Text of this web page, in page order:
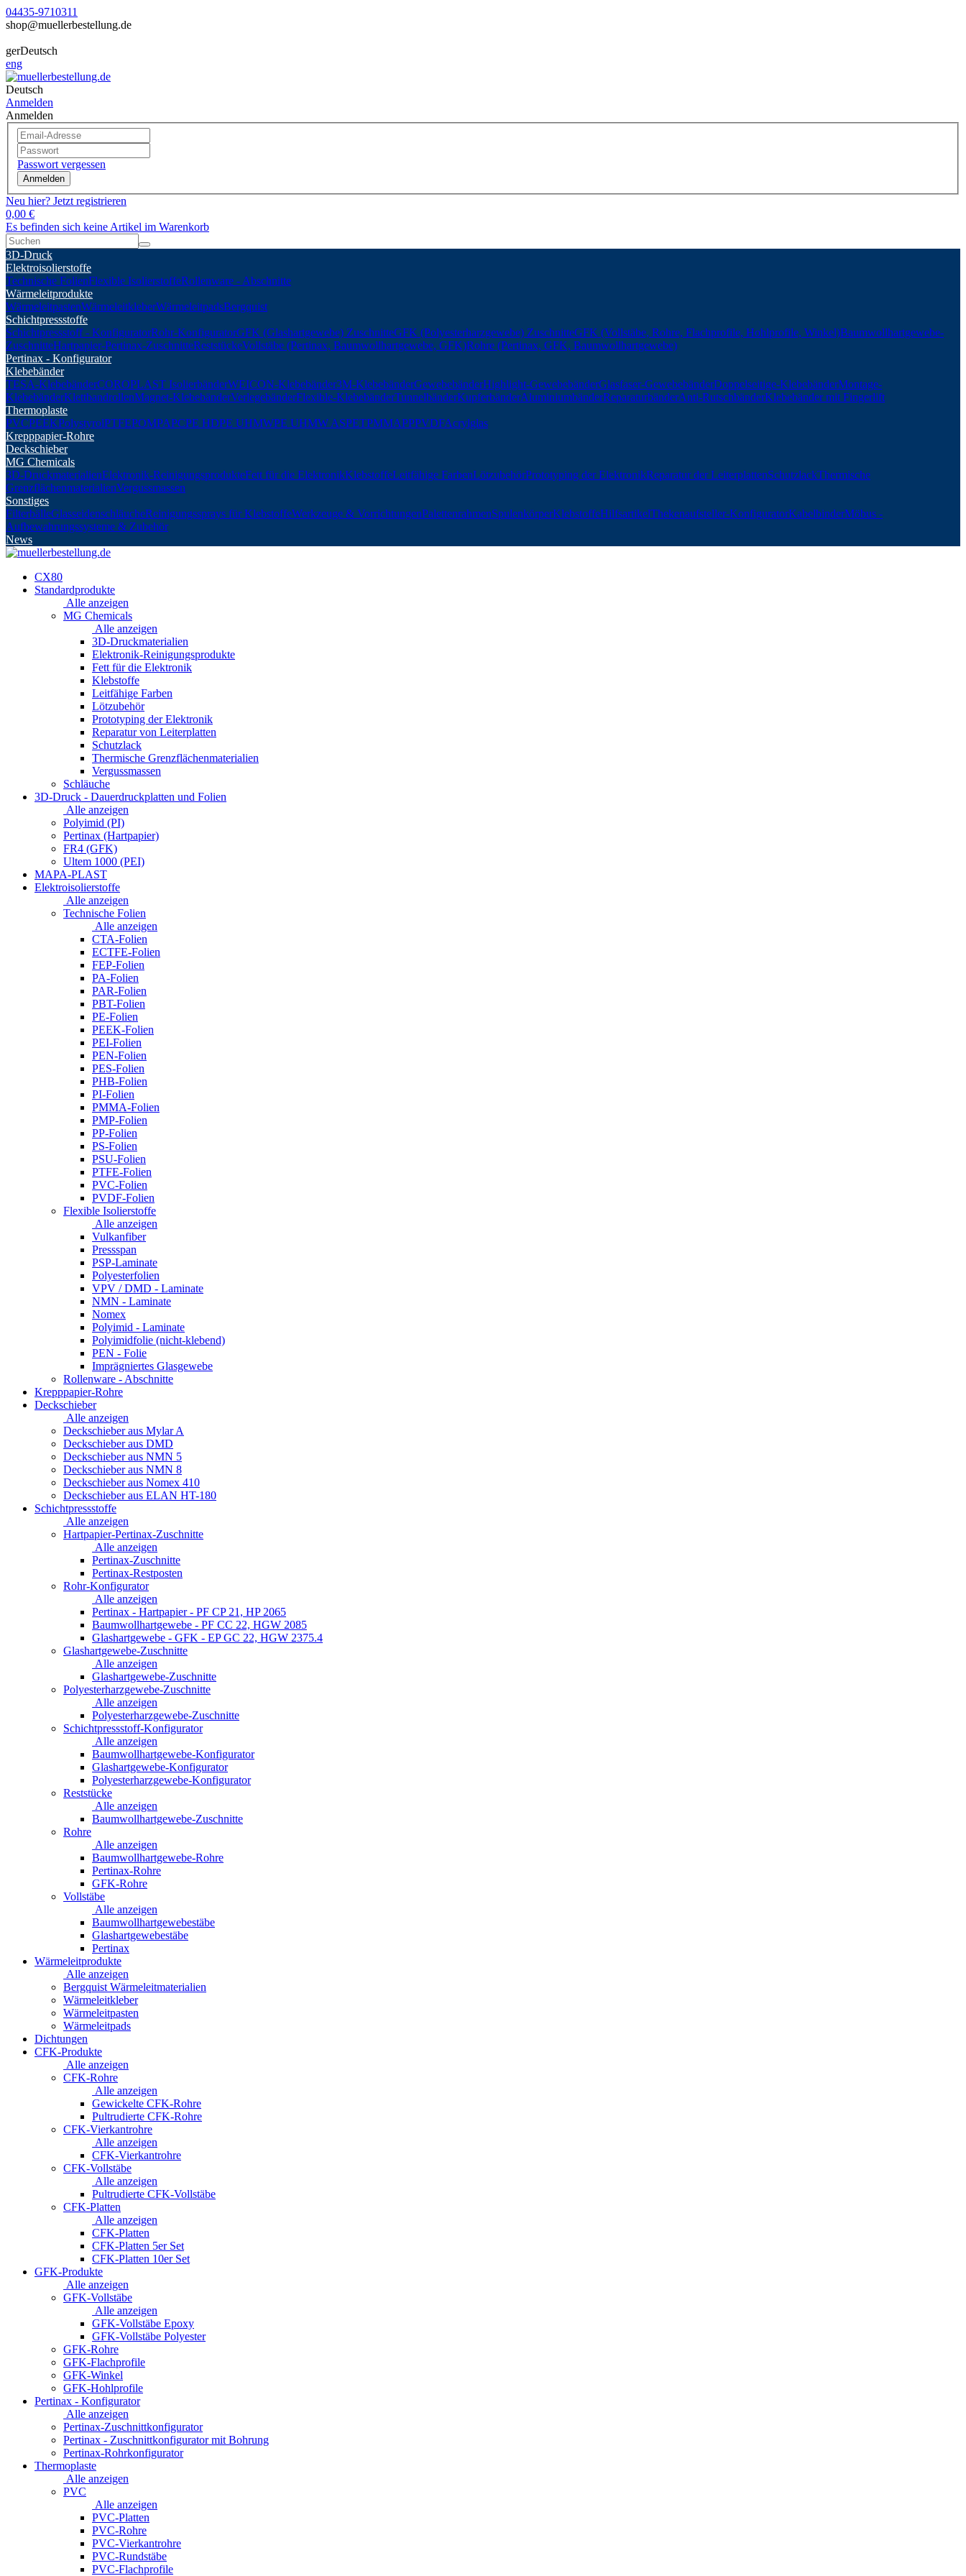
04435-9710311
shop@muellerbestellung.de
gerDeutsch
eng
Deutsch
Anmelden
Anmelden
Passwort vergessen
Anmelden
Neu hier? Jetzt registrieren
0,00 €
Es befinden sich keine Artikel im Warenkorb
3D-Druck
Elektroisolierstoffe
Technische FolienFlexible IsolierstoffeRollenware - Abschnitte
Wärmeleitprodukte
WärmeleitpastenWärmeleitkleberWärmeleitpadsBergquist
Schichtpressstoffe
Schichtpressstoff - KonfiguratorRohr-KonfiguratorGFK (Glashartgewebe) ZuschnitteGFK (Polyesterharzgewebe) ZuschnitteGFK (Vollstäbe, Rohre, Flachprofile, Hohlprofile, Winkel)Baumwollhartgewebe-
ZuschnitteHartpapier-Pertinax-ZuschnitteReststückeVollstäbe (Pertinax, Baumwollhartgewebe, GFK)Rohre (Pertinax, GFK, Baumwollhartgewebe)
Pertinax - Konfigurator
Klebebänder
TESA-KlebebänderCOROPLAST IsolierbänderWEICON-Klebebänder3M-KlebebänderGewebebänderHighlight-GewebebänderGlasfaser-GewebebänderDoppelseitige-KlebebänderMontage-
KlebebänderKlettbandrollenMagnet-KlebebänderVerlegebänderFlexible-KlebebänderTunnelbänderKupferbänderAluminiumbänderReparaturbänderAnti-RutschbänderKlebebänder mit Fingerlift
Thermoplaste
PVCPEEKPolystyrolPTFEPOMPAPCPE HDPE UHMWPE UHMW ASPETPMMAPPPVDFAcrylglas
Krepppapier-Rohre
Deckschieber
MG Chemicals
3D-DruckmaterialienElektronik-ReinigungsprodukteFett für die ElektronikKlebstoffeLeitfähige FarbenLötzubehörPrototyping der ElektronikReparatur der LeiterplattenSchutzlackThermische
GrenzflächenmaterialienVergussmassen
Sonstiges
FilterbälleGlasseidenschläucheReinigungssprays für KlebstoffeWerkzeuge & VorrichtungenPalettenrahmenSpulenkörperKlebstoffeHilfsartikelThekenaufsteller-KonfiguratorKabelbinderMöbus -
Aufbewahrungssysteme & Zubehör
News
CX80
Standardprodukte
Alle anzeigen
MG Chemicals
Alle anzeigen
3D-Druckmaterialien
Elektronik-Reinigungsprodukte
Fett für die Elektronik
Klebstoffe
Leitfähige Farben
Lötzubehör
Prototyping der Elektronik
Reparatur von Leiterplatten
Schutzlack
Thermische Grenzflächenmaterialien
Vergussmassen
Schläuche
3D-Druck - Dauerdruckplatten und Folien
Alle anzeigen
Polyimid (PI)
Pertinax (Hartpapier)
FR4 (GFK)
Ultem 1000 (PEI)
MAPA-PLAST
Elektroisolierstoffe
Alle anzeigen
Technische Folien
Alle anzeigen
CTA-Folien
ECTFE-Folien
FEP-Folien
PA-Folien
PAR-Folien
PBT-Folien
PE-Folien
PEEK-Folien
PEI-Folien
PEN-Folien
PES-Folien
PHB-Folien
PI-Folien
PMMA-Folien
PMP-Folien
PP-Folien
PS-Folien
PSU-Folien
PTFE-Folien
PVC-Folien
PVDF-Folien
Flexible Isolierstoffe
Alle anzeigen
Vulkanfiber
Pressspan
PSP-Laminate
Polyesterfolien
VPV / DMD - Laminate
NMN - Laminate
Nomex
Polyimid - Laminate
Polyimidfolie (nicht-klebend)
PEN - Folie
Imprägniertes Glasgewebe
Rollenware - Abschnitte
Krepppapier-Rohre
Deckschieber
Alle anzeigen
Deckschieber aus Mylar A
Deckschieber aus DMD
Deckschieber aus NMN 5
Deckschieber aus NMN 8
Deckschieber aus Nomex 410
Deckschieber aus ELAN HT-180
Schichtpressstoffe
Alle anzeigen
Hartpapier-Pertinax-Zuschnitte
Alle anzeigen
Pertinax-Zuschnitte
Pertinax-Restposten
Rohr-Konfigurator
Alle anzeigen
Pertinax - Hartpapier - PF CP 21, HP 2065
Baumwollhartgewebe - PF CC 22, HGW 2085
Glashartgewebe - GFK - EP GC 22, HGW 2375.4
Glashartgewebe-Zuschnitte
Alle anzeigen
Glashartgewebe-Zuschnitte
Polyesterharzgewebe-Zuschnitte
Alle anzeigen
Polyesterharzgewebe-Zuschnitte
Schichtpressstoff-Konfigurator
Alle anzeigen
Baumwollhartgewebe-Konfigurator
Glashartgewebe-Konfigurator
Polyesterharzgewebe-Konfigurator
Reststücke
Alle anzeigen
Baumwollhartgewebe-Zuschnitte
Rohre
Alle anzeigen
Baumwollhartgewebe-Rohre
Pertinax-Rohre
GFK-Rohre
Vollstäbe
Alle anzeigen
Baumwollhartgewebestäbe
Glashartgewebestäbe
Pertinax
Wärmeleitprodukte
Alle anzeigen
Bergquist Wärmeleitmaterialien
Wärmeleitkleber
Wärmeleitpasten
Wärmeleitpads
Dichtungen
CFK-Produkte
Alle anzeigen
CFK-Rohre
Alle anzeigen
Gewickelte CFK-Rohre
Pultrudierte CFK-Rohre
CFK-Vierkantrohre
Alle anzeigen
CFK-Vierkantrohre
CFK-Vollstäbe
Alle anzeigen
Pultrudierte CFK-Vollstäbe
CFK-Platten
Alle anzeigen
CFK-Platten
CFK-Platten 5er Set
CFK-Platten 10er Set
GFK-Produkte
Alle anzeigen
GFK-Vollstäbe
Alle anzeigen
GFK-Vollstäbe Epoxy
GFK-Vollstäbe Polyester
GFK-Rohre
GFK-Flachprofile
GFK-Winkel
GFK-Hohlprofile
Pertinax - Konfigurator
Alle anzeigen
Pertinax-Zuschnittkonfigurator
Pertinax - Zuschnittkonfigurator mit Bohrung
Pertinax-Rohrkonfigurator
Thermoplaste
Alle anzeigen
PVC
Alle anzeigen
PVC-Platten
PVC-Rohre
PVC-Vierkantrohre
PVC-Rundstäbe
PVC-Flachprofile